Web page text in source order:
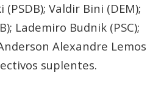
Valdir Bini (DEM);
Lademiro Budnik (PSC);
Alexandre Lemos
suplentes.